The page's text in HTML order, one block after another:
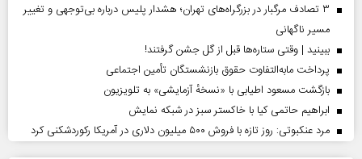
۳ تصادف مرگبار در بزرگراه‌های تهران؛ هشدار پلیس درباره بی‌توجهی و تغییر
مسیر ناگهانی
ببینید | وقتی ستاره‌ها قبل از گل جشن گرفتند!
پرداخت مابه‌التفاوت حقوق بازنشستگان تأمین اجتماعی
بازگشت مسعود اطیابی با «نسخهٔ آزمایشی» به تلویزیون
ابراهیم حاتمی کیا با خاکستر سبز در شبکه نمایش
مرد عنکبوتی: روز تازه با فروش ۵۰۰ میلیون دلاری در آمریکا رکوردشکنی کرد